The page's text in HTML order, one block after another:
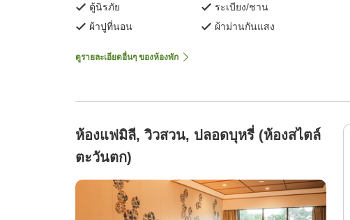
ตู้นิรภัย
ระเบียง/ชาน
ผ้าปูที่นอน
ผ้าม่านกันแสง
ดูรายละเอียดอื่นๆ ของห้องพัก
ห้องแฟมิลี, วิวสวน, ปลอดบุหรี่ (ห้องสไตล์
ตะวันตก)